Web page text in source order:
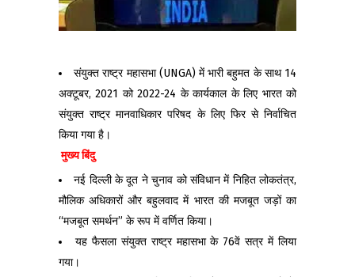
संयुक्त राष्ट्र महासभा (UNGA) में भारी बहुमत के साथ 14
अक्टूबर, 2021 को 2022-24 के कार्यकाल के लिए भारत को
संयुक्त राष्ट्र मानवाधिकार परिषद के लिए फिर से निर्वाचित
किया गया है।
मुख्य बिंदु
नई दिल्ली के दूत ने चुनाव को संविधान में निहित लोकतंत्र,
मौलिक अधिकारों और बहुलवाद में भारत की मजबूत जड़ों का
“मजबूत समर्थन” के रूप में वर्णित किया।
यह फैसला संयुक्त राष्ट्र महासभा के 76वें सत्र में लिया
गया।